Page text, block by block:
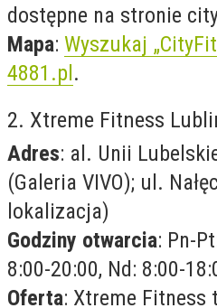
dostępne na stronie
Mapa: Wyszukaj
4881.pl.
2. Xtreme Fitness
Adres: al. Unii
(Galeria VIVO); ul.
lokalizacja)
Godziny otwarcia: Pn-
8:00-20:00, Nd: 8:00-
Oferta: Xtreme Fitness